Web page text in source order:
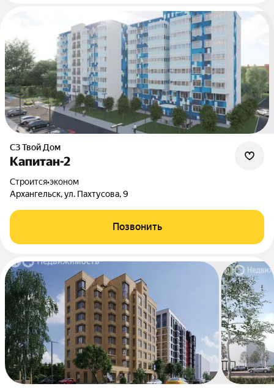
СЗ Твой Дом
Капитан-2
Строится•эконом
Архангельск, ул. Пахтусова, 9
Позвонить